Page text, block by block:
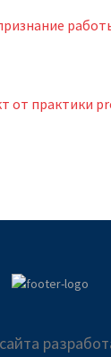
от практики